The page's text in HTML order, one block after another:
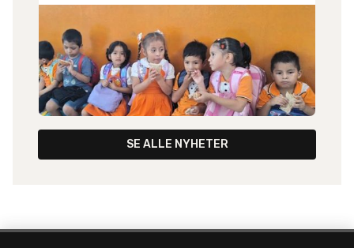
6 2026
Nytt fra Peru
Liv Haug har sendt et nytt brev, både fra henne
selv - og med nytt fra misjonsmarken i Peru.
SE ALLE NYHETER